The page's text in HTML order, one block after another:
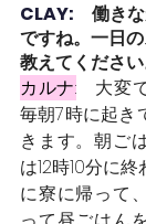
CLAY: 働き
ですね。一日
教えてください
カルナ:
大変
毎朝7時に起き
きます。朝ご
は12時10分に
に寮に帰って